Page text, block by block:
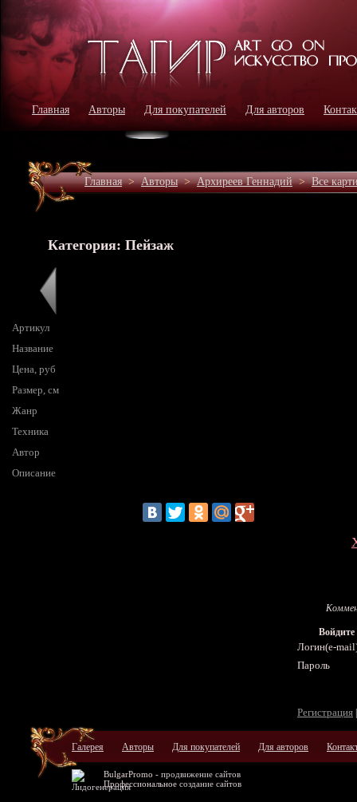
Главная Авторы Для покупателей Для авторов
Главная>Авторы>Архиреев Геннадий>Все
Категория: Пейзаж
Артикул
Название
Цена, руб
Размер, см
Жанр
Техника
Автор
Описание
Логин(e-
Пароль
Регистрация
Галерея Авторы Для покупателей Для авторов
BulgarPromo - продвижение сайтов
Профессиональное создание сайтов